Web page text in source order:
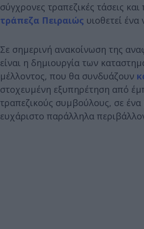
σύγχρονες τραπεζικές τάσεις και
τράπεζα Πειραιώς υιοθετεί
Σε σημερινή ανακοίνωση της
είναι η δημιουργία των
μέλλοντος, που θα συνδυάζουν
στοχευμένη εξυπηρέτηση από
τραπεζικούς συμβούλους, σε ένα
ευχάριστο παράλληλα